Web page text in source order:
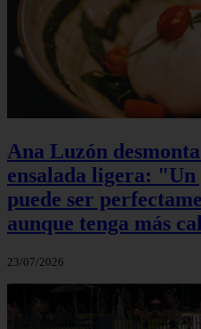
Ana Luzón
ensalada ligera:
puede ser
aunque tenga más
23/07/2026